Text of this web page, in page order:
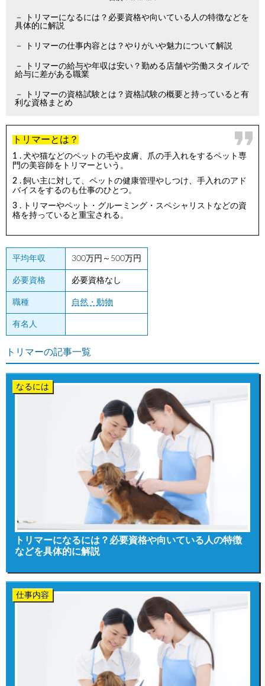
トリマーになるには？必要資格や向いている人の特徴などを
具体的に解説
トリマーの仕事内容とは？やりがいや魅力について解説
トリマーの給与や年収は安い？勤める店舗や労働スタイルで
給与に差がある職業
トリマーの資格試験とは？資格試験の概要と持っていると有
利な資格まとめ
トリマーとは？
犬や猫などのペットの毛や皮膚、爪の手入れをするペット専
門の美容師をトリマーという。
飼い主に対して、ペットの健康管理やしつけ、手入れのアド
バイスをするのも仕事のひとつ。
トリマーやペット・グルーミング・スペシャリストなどの資
格を持っていると重宝される。
平均年収 300万円～500万円
必要資格 必要資格なし
職種 自然・動物
有名人
トリマーの記事一覧
なるには
トリマーになるには？必要資格や向いている人の特徴
などを具体的に解説
仕事内容